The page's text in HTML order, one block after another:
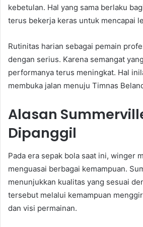
kebetulan. Hal yang sama berlaku
terus bekerja keras untuk mencapai
Rutinitas harian sebagai pemain
dengan serius. Karena semangat
performanya terus meningkat. Hal
membuka jalan menuju Timnas
Alasan
Dipanggil
Pada era sepak bola saat ini, winger
menguasai berbagai kemampuan.
menunjukkan kualitas yang sesuai
tersebut melalui kemampuan
dan visi permainan.